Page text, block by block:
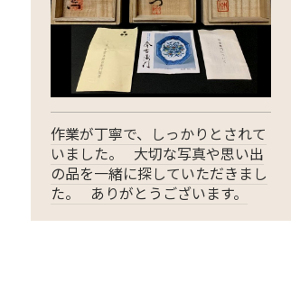
作業が丁寧で、しっかりとされて
いました。 大切な写真や思い出
の品を一緒に探していただきまし
た。 ありがとうございます。